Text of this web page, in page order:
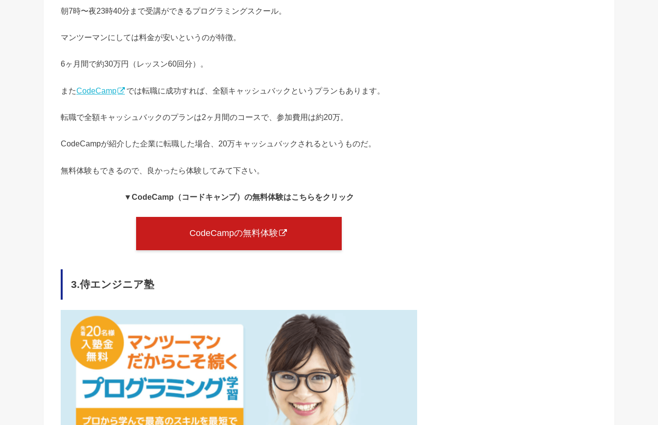
朝7時〜夜23時40分まで受講ができるプログラミングスクール。
マンツーマンにしては料金が安いというのが特徴。
6ヶ月間で約30万円（レッスン60回分）。
またCodeCamp では転職に成功すれば、全額キャッシュバックというプランもあります。
転職で全額キャッシュバックのプランは2ヶ月間のコースで、参加費用は約20万。
CodeCampが紹介した企業に転職した場合、20万キャッシュバックされるというものだ。
無料体験もできるので、良かったら体験してみて下さい。
▼CodeCamp（コードキャンプ）の無料体験はこちらをクリック
CodeCampの無料体験
3.侍エンジニア塾